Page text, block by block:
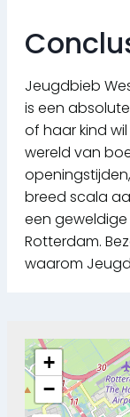
Jeugdbieb
is een
of haar kind
wereld van
breed scala
een
Rotterdam.
waarom
+
−